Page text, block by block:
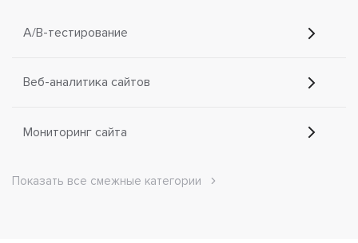
A/B-тестирование
Веб-аналитика сайтов
Мониторинг сайта
Показать все смежные категории